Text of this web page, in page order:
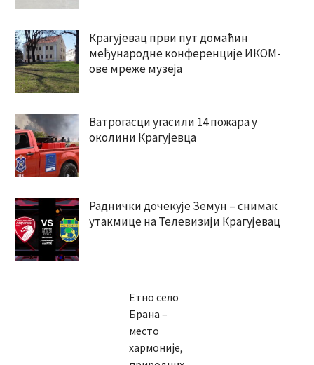
Крагујевац први пут домаћин
међународне конференције ИКОМ-
ове мреже музеја
Ватрогасци угасили 14 пожара у
околини Крагујевца
Раднички дочекује Земун – снимак
утакмице на Телевизији Крагујевац
Етно село
Брана –
место
хармоније,